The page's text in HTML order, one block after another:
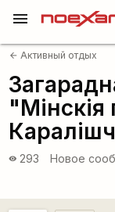
menu
arrow_back Активный отдых
"Мінскія
visibility 293 Новое